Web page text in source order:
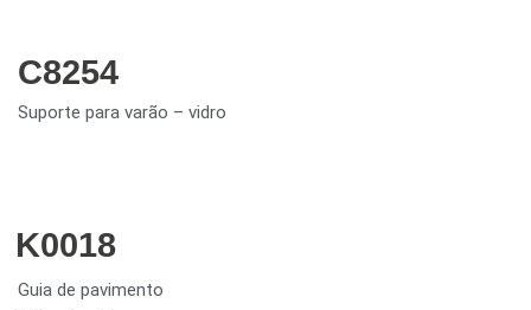
C8254
Suporte para varão – vidro
K0018
Guia de pavimento